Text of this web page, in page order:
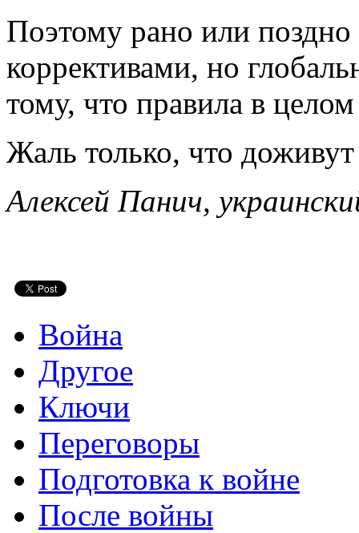
Поэтому рано или
коррективами, но
тому, что правила в
Жаль только, что доживут
Алексей Панич,
Война
Другое
Ключи
Переговоры
Подготовка к войне
После войны